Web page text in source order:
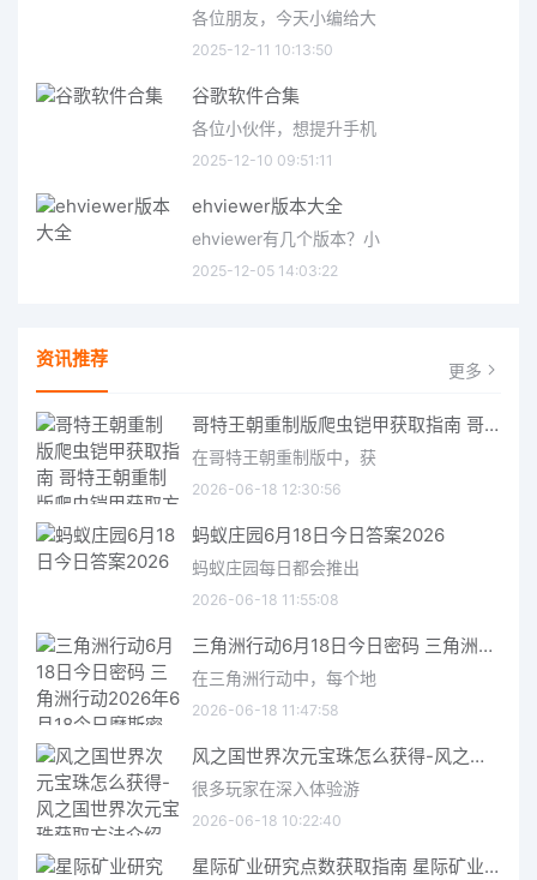
各位朋友，今天小编给大
2025-12-11 10:13:50
谷歌软件合集
各位小伙伴，想提升手机
2025-12-10 09:51:11
ehviewer版本大全
ehviewer有几个版本？小
2025-12-05 14:03:22
资讯推荐 更多
哥特王朝重制版爬虫铠甲获取指南 哥特王朝重制版爬虫铠甲获取方法
在哥特王朝重制版中，获
2026-06-18 12:30:56
蚂蚁庄园6月18日今日答案2026
蚂蚁庄园每日都会推出
2026-06-18 11:55:08
三角洲行动6月18日今日密码 三角洲行动2026年6月18今日摩斯密码分享
在三角洲行动中，每个地
2026-06-18 11:47:58
风之国世界次元宝珠怎么获得-风之国世界次元宝珠获取方法介绍
很多玩家在深入体验游
2026-06-18 10:22:40
星际矿业研究点数获取指南 星际矿业研究点数获取方法